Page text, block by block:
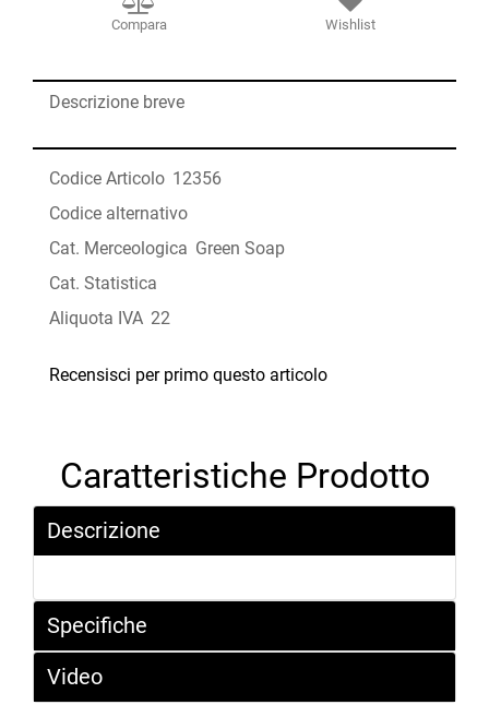
Compara Wishlist
Descrizione breve
Codice Articolo 12356
Codice alternativo
Cat. Merceologica Green Soap
Cat. Statistica
Aliquota IVA 22
Recensisci per primo questo articolo
Caratteristiche Prodotto
Descrizione
Specifiche
Video